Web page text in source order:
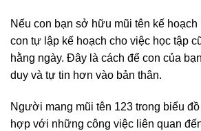
Nếu con bạn sở hữu mũi tên kế hoạch
con tự lập kế hoạch cho việc học tập
hằng ngày. Đây là cách để con của
duy và tự tin hơn vào bản thân.
Người mang mũi tên 123 trong biểu
hợp với những công việc liên quan